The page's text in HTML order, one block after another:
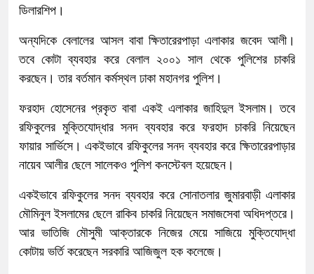
ডিলারশিপ।
অন্যদিকে বেলালের আসল বাবা ক্ষিতারেরপাড়া এলাকার জবেদ আলী।
তবে কোটা ব্যবহার করে বেলাল ২০০১ সাল থেকে পুলিশের চাকরি
করছেন। তার বর্তমান কর্মস্থল ঢাকা মহানগর পুলিশ।
ফরহাদ হোসেনের প্রকৃত বাবা একই এলাকার জাহিদুল ইসলাম। তবে
রফিকুলের মুক্তিযোদ্ধার সনদ ব্যবহার করে ফরহাদ চাকরি নিয়েছেন
ফায়ার সার্ভিসে। একইভাবে রফিকুলের সনদ ব্যবহার করে ক্ষিতারেরপাড়ার
নায়েব আলীর ছেলে সালেকও পুলিশ কনস্টেবল হয়েছেন।
একইভাবে রফিকুলের সনদ ব্যবহার করে সোনাতলার জুমারবাড়ী এলাকার
মৌমিনুল ইসলামের ছেলে রাকিব চাকরি নিয়েছেন সমাজসেবা অধিদপ্তরে।
আর ভাতিজি মৌসুমী আক্তারকে নিজের মেয়ে সাজিয়ে মুক্তিযোদ্ধা
কোটায় ভর্তি করেছেন সরকারি আজিজুল হক কলেজে।